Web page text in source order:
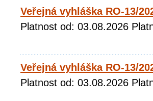
Veřejná vyhláška RO-13/
Platnost od: 03.08.2026
Veřejná vyhláška RO-13/
Platnost od: 03.08.2026